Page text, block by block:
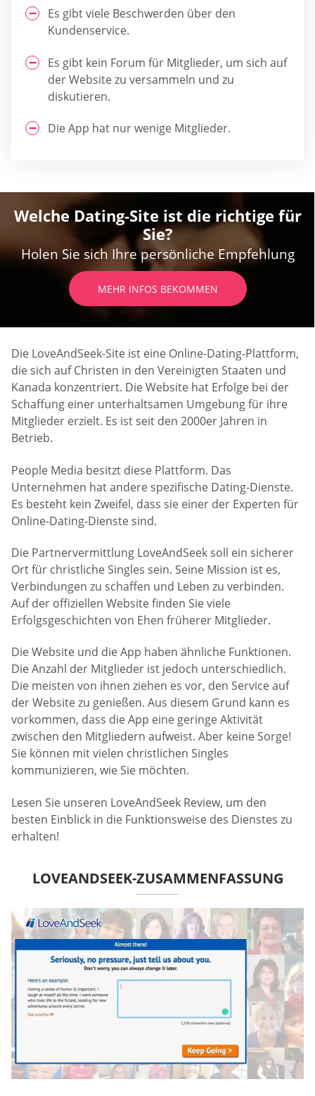
Es gibt viele Beschwerden über den
Kundenservice.
Es gibt kein Forum für Mitglieder, um sich auf
der Website zu versammeln und zu
diskutieren.
Die App hat nur wenige Mitglieder.
Welche Dating-Site ist die richtige für
Sie?
Holen Sie sich Ihre persönliche Empfehlung
MEHR INFOS BEKOMMEN
Die LoveAndSeek-Site ist eine Online-Dating-Plattform,
die sich auf Christen in den Vereinigten Staaten und
Kanada konzentriert. Die Website hat Erfolge bei der
Schaffung einer unterhaltsamen Umgebung für ihre
Mitglieder erzielt. Es ist seit den 2000er Jahren in
Betrieb.
People Media besitzt diese Plattform. Das
Unternehmen hat andere spezifische Dating-Dienste.
Es besteht kein Zweifel, dass sie einer der Experten für
Online-Dating-Dienste sind.
Die Partnervermittlung LoveAndSeek soll ein sicherer
Ort für christliche Singles sein. Seine Mission ist es,
Verbindungen zu schaffen und Leben zu verbinden.
Auf der offiziellen Website finden Sie viele
Erfolgsgeschichten von Ehen früherer Mitglieder.
Die Website und die App haben ähnliche Funktionen.
Die Anzahl der Mitglieder ist jedoch unterschiedlich.
Die meisten von ihnen ziehen es vor, den Service auf
der Website zu genießen. Aus diesem Grund kann es
vorkommen, dass die App eine geringe Aktivität
zwischen den Mitgliedern aufweist. Aber keine Sorge!
Sie können mit vielen christlichen Singles
kommunizieren, wie Sie möchten.
Lesen Sie unseren LoveAndSeek Review, um den
besten Einblick in die Funktionsweise des Dienstes zu
erhalten!
LOVEANDSEEK-ZUSAMMENFASSUNG